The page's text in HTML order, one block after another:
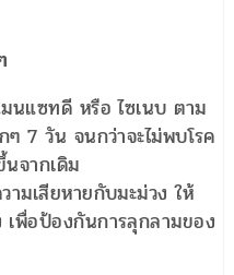
นแซทดี หรือ ไซเนบ ตาม
7 วัน จนกว่าจะไม่พบโรค
จากเดิม
ามเสียหายกับมะม่วง ให้
เพื่อป้องกันการลุกลามของ